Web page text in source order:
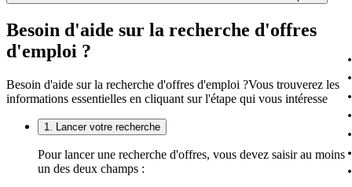
Besoin d'aide sur la recherche d'offres
d'emploi ?
Besoin d'aide sur la recherche d'offres d'emploi ?Vous trouverez les
informations essentielles en cliquant sur l'étape qui vous intéresse
1. Lancer votre recherche
Pour lancer une recherche d'offres, vous devez saisir au moins
un des deux champs :